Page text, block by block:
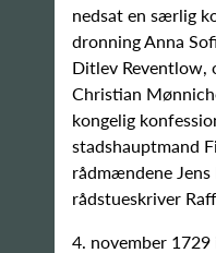
nedsat en særlig
dronning Anna
Ditlev Reventlow,
Christian
kongelig
stadshauptmand
rådmændene Jens
rådstueskriver
4. november 1729